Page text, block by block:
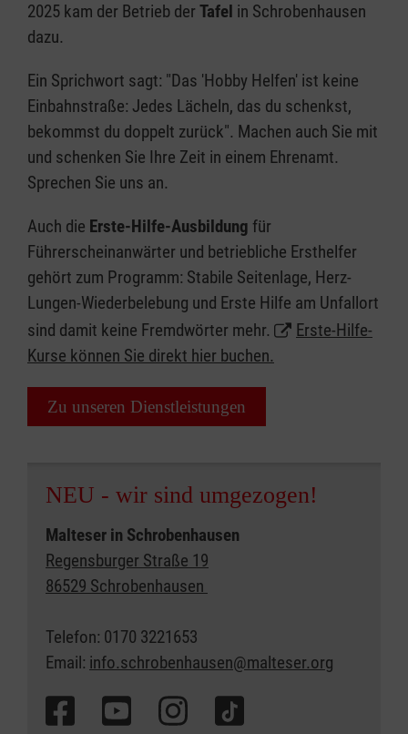
2025 kam der Betrieb der Tafel in Schrobenhausen
dazu.
Ein Sprichwort sagt: "Das 'Hobby Helfen' ist keine
Einbahnstraße: Jedes Lächeln, das du schenkst,
bekommst du doppelt zurück". Machen auch Sie mit
und schenken Sie Ihre Zeit in einem Ehrenamt.
Sprechen Sie uns an.
Auch die Erste-Hilfe-Ausbildung für
Führerscheinanwärter und betriebliche Ersthelfer
gehört zum Programm: Stabile Seitenlage, Herz-
Lungen-Wiederbelebung und Erste Hilfe am Unfallort
sind damit keine Fremdwörter mehr.
Erste-Hilfe-
Kurse können Sie direkt hier buchen.
Zu unseren Dienstleistungen
NEU - wir sind umgezogen!
Malteser in Schrobenhausen
Regensburger Straße 19
86529 Schrobenhausen
Telefon: 0170 3221653
Email: info.schrobenhausen@malteser.org